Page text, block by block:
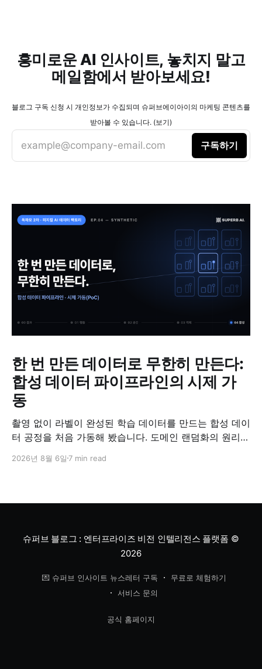
흥미로운 AI 인사이트, 놓치지 말고
메일함에서 받아보세요!
블로그 구독 신청 시 개인정보가 수집되며 슈퍼브에이아이의 마케팅 콘텐츠를
받아볼 수 있습니다. (보기)
example@company-email.com 구독하기
한 번 만든 데이터로 무한히 만든다:
합성 데이터 파이프라인의 시제 가
동
촬영 없이 라벨이 완성된 학습 데이터를 만드는 합성 데이
터 공정을 처음 가동해 봤습니다. 도메인 랜덤화의 원리와
리했습니다.
2026년 8월 6일 7 min read
슈퍼브 블로그 : 엔터프라이즈 비전 인텔리전스 플랫폼 ©
2026
💌 슈퍼브 인사이트 뉴스레터 구독
무료로 체험하기
서비스 문의
공식 홈페이지